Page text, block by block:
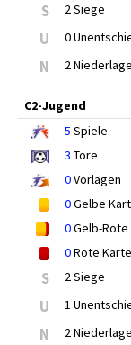
S 2 Siege
U 0
N 2
C2-Jugend
5 Spiele
3 Tore
0Vorlagen
0Gelbe
0Gelb-Rote
0Rote
S 2 Siege
U 1
N 2